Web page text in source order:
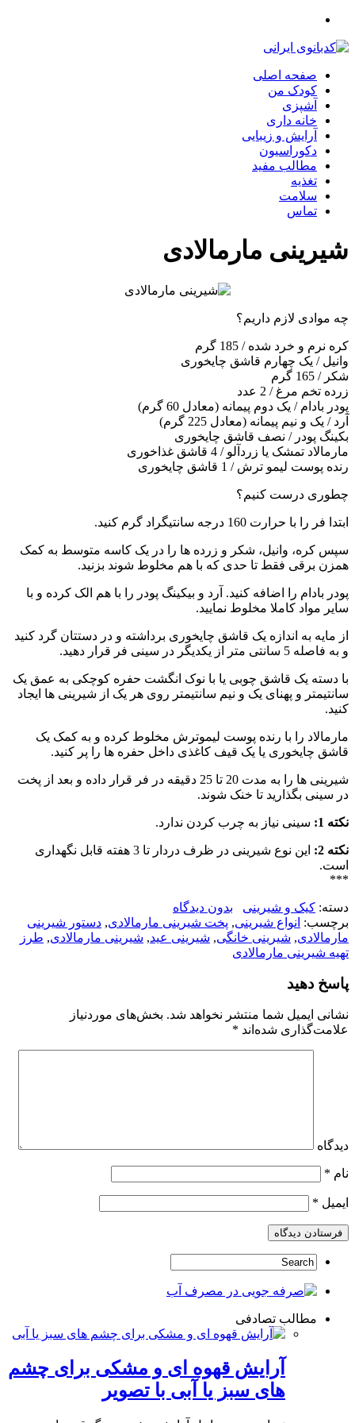
صفحه اصلی
کودک من
آشپزی
خانه داری
آرایش و زیبایی
دکوراسیون
مطالب مفید
تغذیه
سلامت
تماس
شیرینی مارمالادی
چه موادی لازم داریم؟
کره نرم و خرد شده / 185 گرم
وانیل / یک چهارم قاشق چایخوری
شکر / 165 گرم
زرده تخم مرغ / 2 عدد
پودر بادام / یک دوم پیمانه (معادل 60 گرم)
آرد / یک و نیم پیمانه (معادل 225 گرم)
بکینگ پودر / نصف قاشق چایخوری
مارمالاد تمشک یا زردآلو / 4 قاشق غذاخوری
رنده پوست لیمو ترش / 1 قاشق چایخوری
چطوری درست کنیم؟
ابتدا فر را با حرارت 160 درجه سانتیگراد گرم کنید.
سپس کره، وانیل، شکر و زرده ها را در یک کاسه متوسط به کمک
همزن برقی فقط تا حدی که با هم مخلوط شوند بزنید.
پودر بادام را اضافه کنید. آرد و بیکینگ پودر را با هم الک کرده و با
سایر مواد کاملا مخلوط نمایید.
از مایه به اندازه یک قاشق چایخوری برداشته و در دستتان گرد کنید
و به فاصله 5 سانتی متر از یکدیگر در سینی فر قرار دهید.
با دسته یک قاشق چوبی یا با نوک انگشت حفره کوچکی به عمق یک
سانتیمتر و پهنای یک و نیم سانتیمتر روی هر یک از شیرینی ها ایجاد
کنید.
مارمالاد را با رنده پوست لیموترش مخلوط کرده و به کمک یک
قاشق چایخوری یا یک قیف کاغذی داخل حفره ها را پر کنید.
شیرینی ها را به مدت 20 تا 25 دقیقه در فر قرار داده و بعد از پخت
در سینی بگذارید تا خنک شوند.
نکته 1: سینی نیاز به چرب کردن ندارد.
نکته 2:
این نوع شیرینی در ظرف دردار تا 3 هفته قابل نگهداری
است.
***
دسته: کیک و شیرینی
بدون دیدگاه
برچسب: انواع شیرینی, پخت شیرینی مارمالادی, دستور شیرینی
مارمالادی, شیرینی خانگی, شیرینی عید, شیرینی مارمالادی, طرز
تهیه شیرینی مارمالادی
پاسخ دهید
نشانی ایمیل شما منتشر نخواهد شد. بخش‌های موردنیاز
علامت‌گذاری شده‌اند *
دیدگاه
نام *
ایمیل *
مطالب تصادفی
آرایش قهوه ای و مشکی برای چشم
های سبز یا آبی با تصویر